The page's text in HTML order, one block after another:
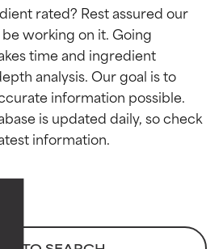
rated? Rest assured our
working on it. Going
time and ingredient
analysis. Our goal is to
information possible.
is updated daily, so check
van
en ondersteund door
onderzoek.
van
en ondersteund door
onderzoek.